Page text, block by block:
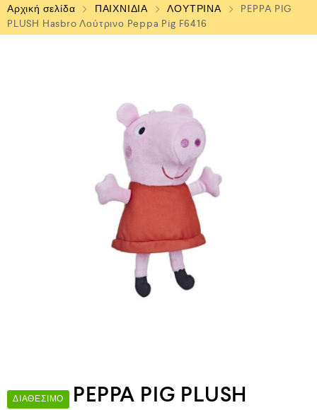
Αρχική σελίδα ΠΑΙΧΝΙΔΙΑ ΛΟΥΤΡΙΝΑ
PEPPA PIG
PLUSH Hasbro Λούτρινο Peppa Pig F6416
ΔΙΑΘΈΣΙΜΟ
PEPPA PIG PLUSH